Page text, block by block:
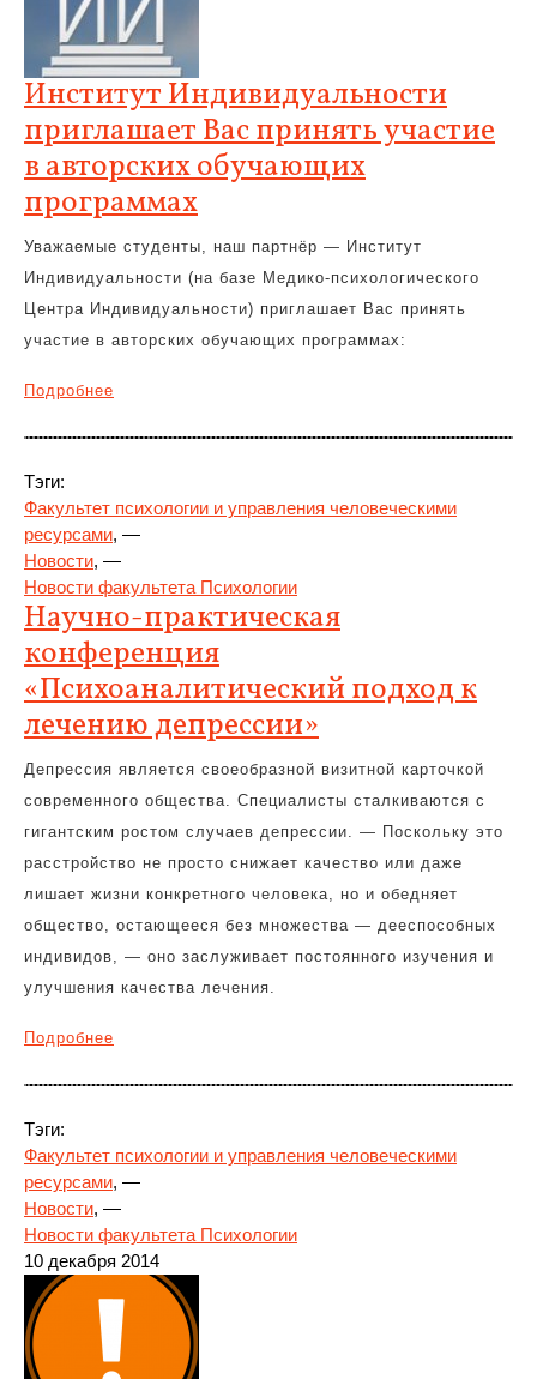
Институт Индивидуальности
приглашает Вас принять участие
в авторских обучающих
программах
Уважаемые студенты, наш партнёр — Институт
Индивидуальности (на базе Медико-психологического
Центра Индивидуальности) приглашает Вас принять
участие в авторских обучающих программах:
Подробнее
Тэги:
Факультет психологии и управления человеческими
ресурсами, —
Новости, —
Новости факультета Психологии
Научно-практическая
конференция
«Психоаналитический подход к
лечению депрессии»
Депрессия является своеобразной визитной карточкой
современного общества. Специалисты сталкиваются с
гигантским ростом случаев депрессии. — Поскольку это
расстройство не просто снижает качество или даже
лишает жизни конкретного человека, но и обедняет
общество, остающееся без множества — дееспособных
индивидов, — оно заслуживает постоянного изучения и
улучшения качества лечения.
Подробнее
Тэги:
Факультет психологии и управления человеческими
ресурсами, —
Новости, —
Новости факультета Психологии
10 декабря 2014